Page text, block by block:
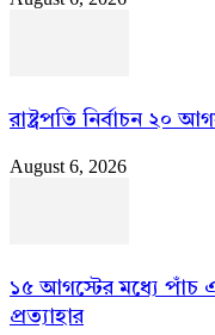
রাষ্ট্রপতি নির্বাচন ২০
August 6, 2026
১৫ আগস্টের মধ্যে পাঁচ
প্রত্যাহার